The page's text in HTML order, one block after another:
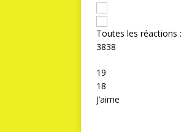
Toutes les réactions :
3838
19
18
J’aime